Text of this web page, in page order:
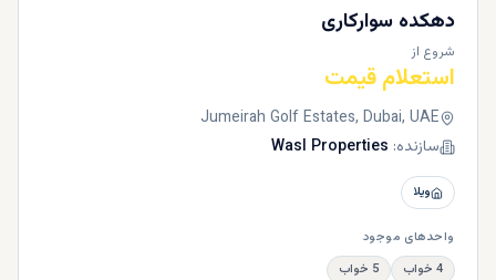
دهکده سوارکاری
شروع از
استعلام قیمت
Jumeirah Golf Estates, Dubai, UAE
سازنده: Wasl Properties
ویلا
واحدهای موجود
4 خواب
5 خواب